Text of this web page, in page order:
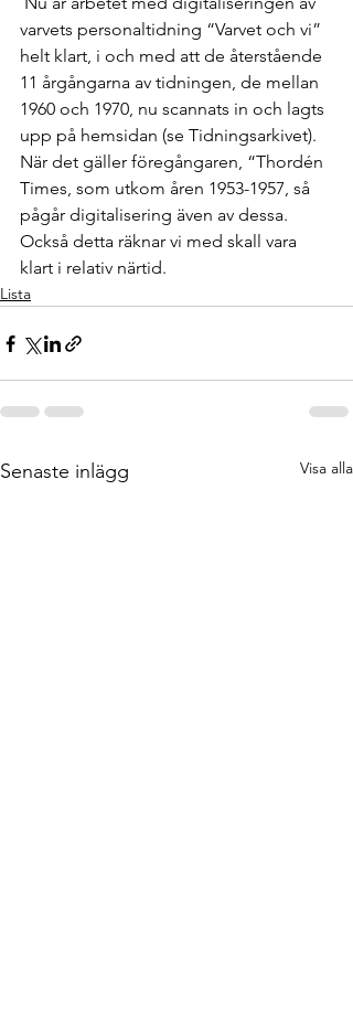
varvets personaltidning “Varvet och vi”
helt klart, i och med att de återstående
11 årgångarna av tidningen, de mellan
1960 och 1970, nu scannats in och lagts
upp på hemsidan (se Tidningsarkivet).
När det gäller föregångaren, “Thordén
Times, som utkom åren 1953-1957, så
pågår digitalisering även av dessa.
Också detta räknar vi med skall vara
klart i relativ närtid.
Lista
Senaste inlägg Visa alla